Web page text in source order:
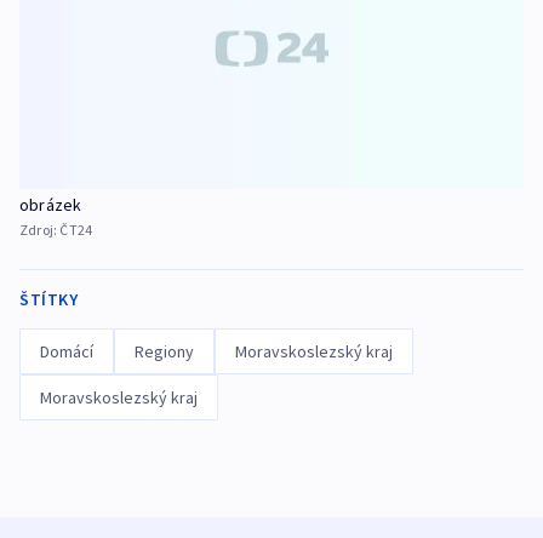
obrázek
Zdroj: ČT24
ŠTÍTKY
Domácí Regiony Moravskoslezský kraj
Moravskoslezský kraj